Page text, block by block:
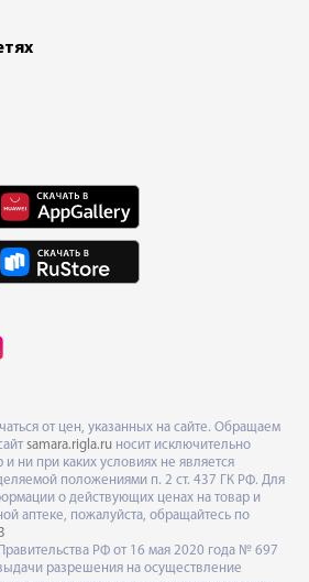
от цен, указанных на сайте. Обращаем
samara.rigla.ru носит исключительно
ни при каких условиях не является
положениями п. 2 ст. 437 ГК РФ. Для
о действующих ценах на товар и
аптеке, пожалуйста, обращайтесь по
РФ от 16 мая 2020 года № 697
разрешения на осуществление